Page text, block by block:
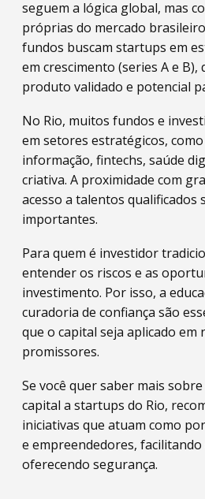
seguem a lógica global, mas
próprias do mercado
fundos buscam startups em
em crescimento (series A e B),
produto validado e potencial
No Rio, muitos fundos e
em setores estratégicos,
informação, fintechs, saúde
criativa. A proximidade com
acesso a talentos qualificados
importantes.
Para quem é investidor
entender os riscos e as
investimento. Por isso, a
curadoria de confiança são
que o capital seja aplicado em
promissores.
Se você quer saber mais
capital a startups do Rio,
iniciativas que atuam como
e empreendedores,
oferecendo segurança.